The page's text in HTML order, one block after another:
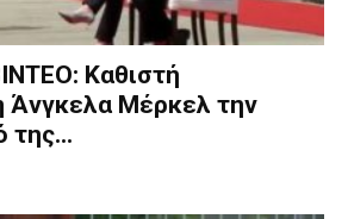
Καθιστή
Άνγκελα Μέρκελ την